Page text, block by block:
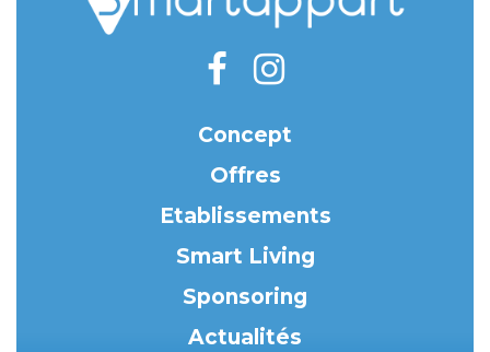
Concept
Offres
Etablissements
Smart Living
Sponsoring
Actualités